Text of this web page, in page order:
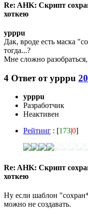
Re: AHK: Скрипт
хоткею
ypppu
Дак, вроде есть маска
тогда...?
Мне сложно
4 Ответ отypppu
ypppu
Разработчик
Неактивен
Рейтинг : [173|0]
Re: AHK: Скрипт
хоткею
Ну если шаблон
можно не создавать.